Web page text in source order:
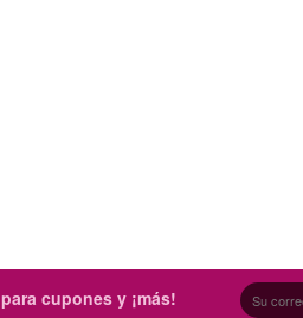
cupones y ¡más!